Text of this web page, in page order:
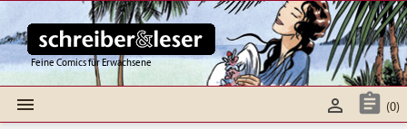
Feine Comics für Erwachsene
  (0)
